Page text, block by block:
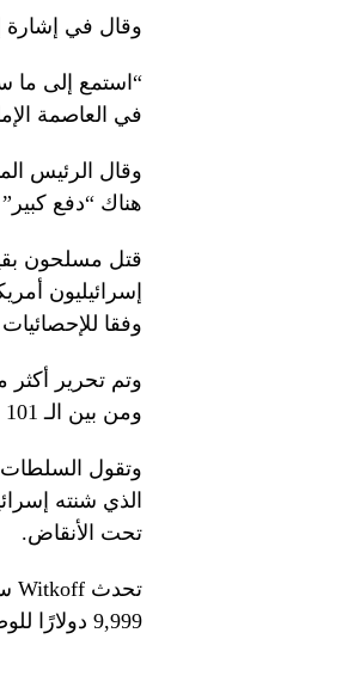
وقال في إشارة
“استمع إلى ما
في العاصمة
وقال الرئيس
هناك “دفع
وفقا للإحصائيات
ومن بين الـ 101 الذين ما زالوا محتجزين في غزة، يُعتقد أن نصفهم تقريبًا على قيد الحياة.
الذي شنته
تحت الأنقاض.
9,999 دولارًا للوصول إلى الجلسات الخاصة، والتي تكون مغلقة أمام وسائل الإعلام.